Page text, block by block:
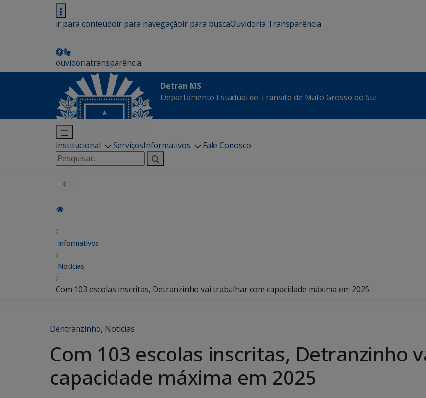
ir para conteúdoir para navegaçãoir para buscaOuvidoria Transparência
ouvidoriatransparência
Detran MS
Departamento Estadual de Trânsito de Mato Grosso do Sul
Institucional ServiçosInformativos
Fale Conosco
Pesquisar
por:
Informativos
Notícias
Com 103 escolas inscritas, Detranzinho vai trabalhar com capacidade máxima em 2025
Dentranzinho, Notícias
Com 103 escolas inscritas, Detranzinho
capacidade máxima em 2025